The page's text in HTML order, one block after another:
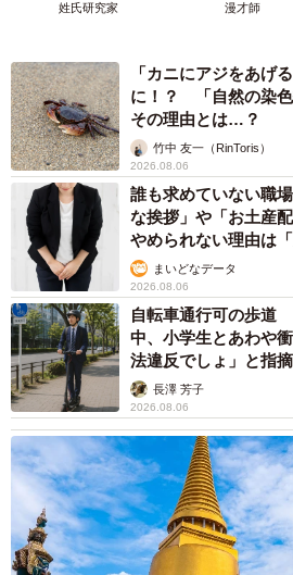
姓氏研究家 漫才師
「カニにアジをあげ
に！？ 「自然の染
その理由とは…？
竹中 友一（RinToris）
2026.08.06
誰も求めていない職
な挨拶」や「お土産
やめられない理由は「
まいどなデータ
2026.08.06
自転車通行可の歩道
中、小学生とあわや
法違反でしょ」と指
説】長澤 芳子
2026.08.06